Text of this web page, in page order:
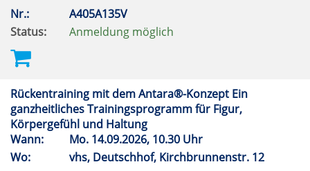
Nr.:
A405A135V
Status:
Anmeldung möglich
Rückentraining mit dem Antara®-Konzept Ein
ganzheitliches Trainingsprogramm für Figur,
Körpergefühl und Haltung
Wann:
Mo. 14.09.2026, 10.30 Uhr
Wo:
vhs, Deutschhof, Kirchbrunnenstr. 12